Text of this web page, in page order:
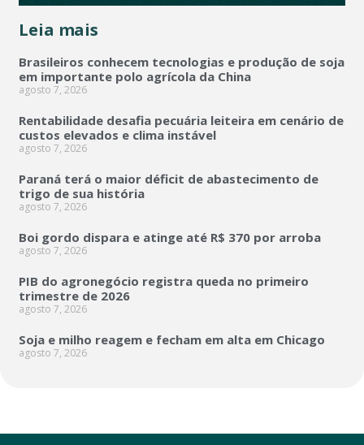
Leia mais
Brasileiros conhecem tecnologias e produção de soja
em importante polo agrícola da China
agosto 7, 2026
Rentabilidade desafia pecuária leiteira em cenário de
custos elevados e clima instável
agosto 7, 2026
Paraná terá o maior déficit de abastecimento de
trigo de sua história
agosto 7, 2026
Boi gordo dispara e atinge até R$ 370 por arroba
agosto 7, 2026
PIB do agronegócio registra queda no primeiro
trimestre de 2026
agosto 7, 2026
Soja e milho reagem e fecham em alta em Chicago
agosto 7, 2026